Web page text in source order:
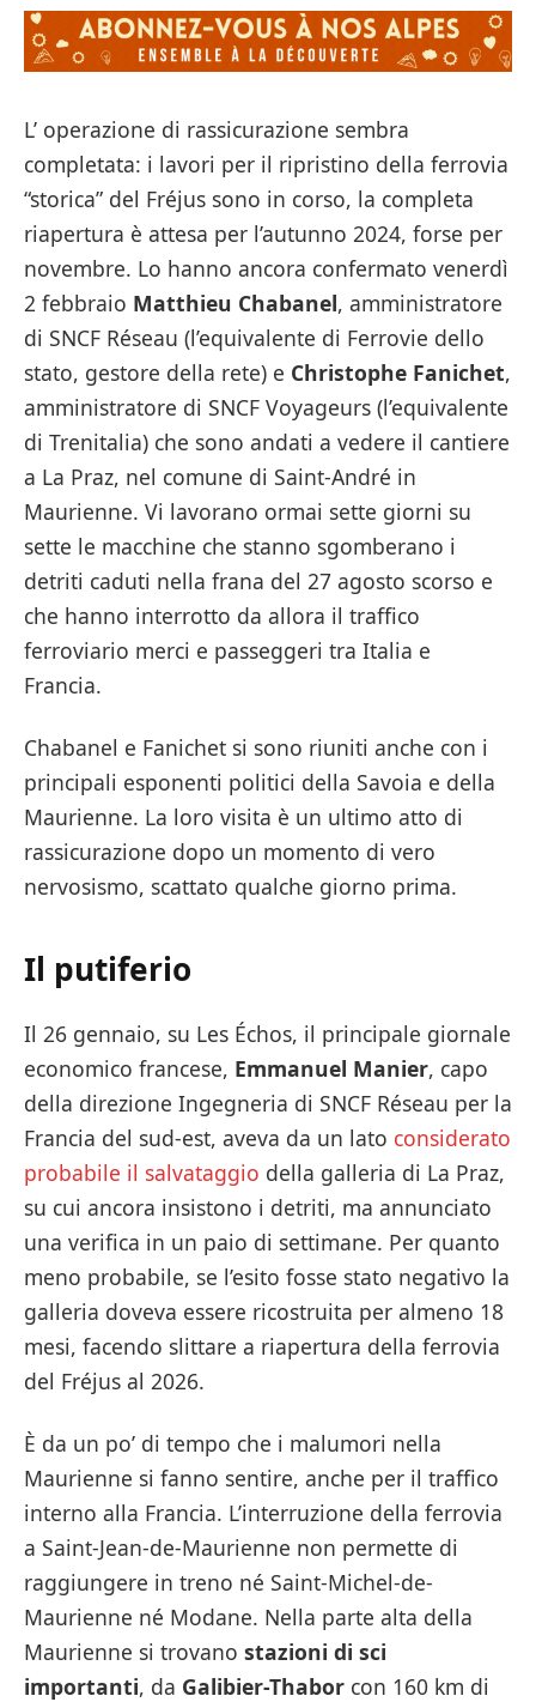
L’ operazione di rassicurazione sembra
completata: i lavori per il ripristino della ferrovia
“storica” del Fréjus sono in corso, la completa
riapertura è attesa per l’autunno 2024, forse per
novembre. Lo hanno ancora confermato venerdì
2 febbraio Matthieu Chabanel, amministratore
di SNCF Réseau (l’equivalente di Ferrovie dello
stato, gestore della rete) e Christophe Fanichet,
amministratore di SNCF Voyageurs (l’equivalente
di Trenitalia) che sono andati a vedere il cantiere
a La Praz, nel comune di Saint-André in
Maurienne. Vi lavorano ormai sette giorni su
sette le macchine che stanno sgomberano i
detriti caduti nella frana del 27 agosto scorso e
che hanno interrotto da allora il traffico
ferroviario merci e passeggeri tra Italia e
Francia.
Chabanel e Fanichet si sono riuniti anche con i
principali esponenti politici della Savoia e della
Maurienne. La loro visita è un ultimo atto di
rassicurazione dopo un momento di vero
nervosismo, scattato qualche giorno prima.
Il putiferio
Il 26 gennaio, su Les Échos, il principale giornale
economico francese, Emmanuel Manier, capo
della direzione Ingegneria di SNCF Réseau per la
Francia del sud-est, aveva da un lato considerato
probabile il salvataggio della galleria di La Praz,
su cui ancora insistono i detriti, ma annunciato
una verifica in un paio di settimane. Per quanto
meno probabile, se l’esito fosse stato negativo la
galleria doveva essere ricostruita per almeno 18
mesi, facendo slittare a riapertura della ferrovia
del Fréjus al 2026.
È da un po’ di tempo che i malumori nella
Maurienne si fanno sentire, anche per il traffico
interno alla Francia. L’interruzione della ferrovia
a Saint-Jean-de-Maurienne non permette di
raggiungere in treno né Saint-Michel-de-
Maurienne né Modane. Nella parte alta della
Maurienne si trovano stazioni di sci
importanti, da Galibier-Thabor con 160 km di